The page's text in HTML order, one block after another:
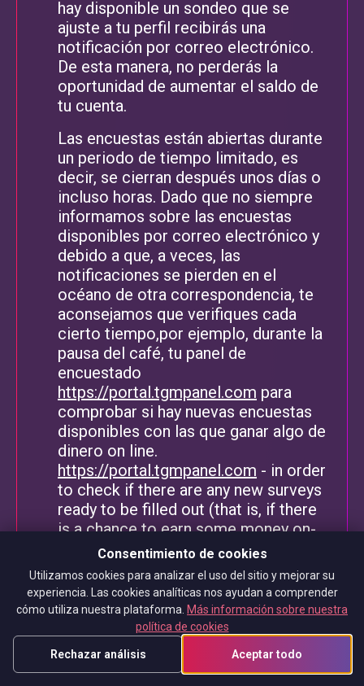
hay disponible un sondeo que se
ajuste a tu perfil recibirás una
notificación por correo electrónico.
De esta manera, no perderás la
oportunidad de aumentar el saldo de
tu cuenta.
Las encuestas están abiertas durante
un periodo de tiempo limitado, es
decir, se cierran después unos días o
incluso horas. Dado que no siempre
informamos sobre las encuestas
disponibles por correo electrónico y
debido a que, a veces, las
notificaciones se pierden en el
océano de otra correspondencia, te
aconsejamos que verifiques cada
cierto tiempo,por ejemplo, durante la
pausa del café, tu panel de
encuestado
https://portal.tgmpanel.com para
comprobar si hay nuevas encuestas
disponibles con las que ganar algo de
dinero on line.
https://portal.tgmpanel.com - in order
to check if there are any new surveys
ready to be filled out (that is, if there
is a chance to earn some money on-
También puedes recibir notificaciones
sobre nuevas encuestas por
WhatsApp, a través de Facebook
Messenger o extensiones de Chrome
(los mensajes emergentes se
muestran en la pantalla del teléfono o
Consentimiento de cookies
Utilizamos cookies para analizar el uso del sitio y mejorar su
experiencia. Las cookies analíticas nos ayudan a comprender
cómo utiliza nuestra plataforma. Más información sobre nuestra
política de cookies
Rechazar análisis Aceptar todo